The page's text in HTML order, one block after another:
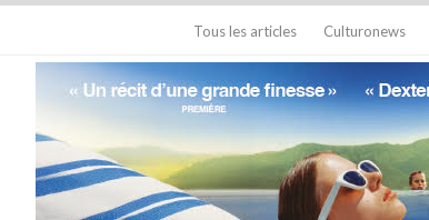
Tous les articles Culturonews